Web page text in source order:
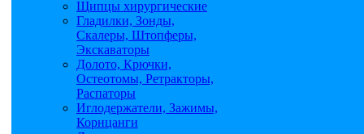
Щипцы хирургические
Гладилки, Зонды,
Скалеры, Штопферы,
Экскаваторы
Долото, Крючки,
Остеотомы, Ретракторы,
Распаторы
Иглодержатели, Зажимы,
Корнцанги